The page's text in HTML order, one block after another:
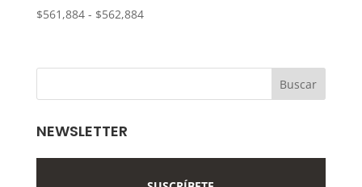
$561,884 - $562,884Rango
desde
NEWSLETTER